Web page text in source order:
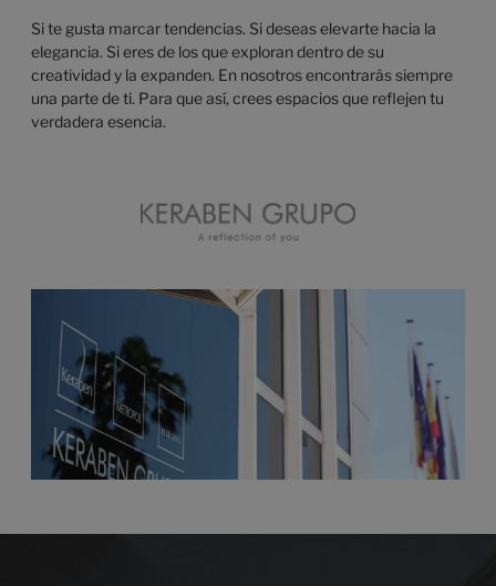
Si te gusta marcar tendencias. Si deseas elevarte hacia la
elegancia. Si eres de los que exploran dentro de su
creatividad y la expanden. En nosotros encontrarás siempre
una parte de ti. Para que así, crees espacios que reflejen tu
verdadera esencia.